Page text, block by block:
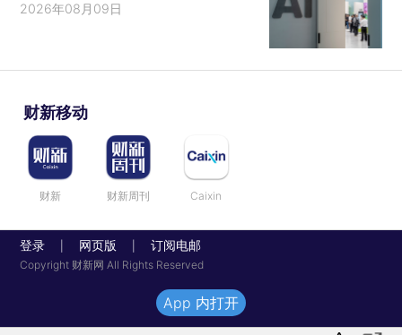
2026年08月09日
财新移动
财新 财新周刊 Caixin
登录 网页版 订阅电邮
Copyright 财新网 All Rights Reserved
App 内打开